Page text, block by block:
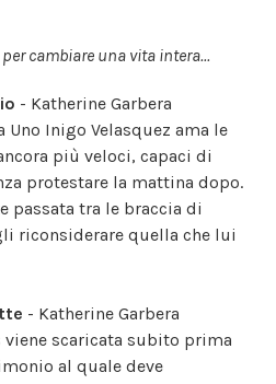
cambiare una vita intera...
- Katherine Garbera
Inigo Velasquez ama le
più veloci, capaci di
protestare la mattina dopo.
passata tra le braccia di
riconsiderare quella che lui
- Katherine Garbera
scaricata subito prima
al quale deve